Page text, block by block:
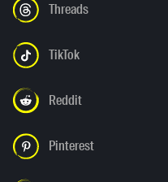
Threads
TikTok
Reddit
Pinterest